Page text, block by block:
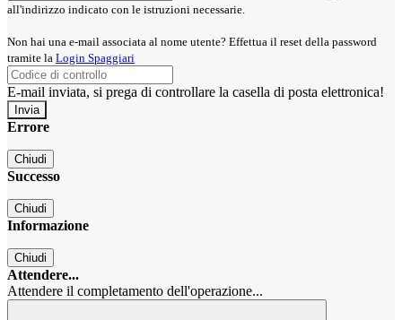
all'indirizzo indicato con le istruzioni necessarie.
Non hai una e-mail associata al nome utente? Effettua il reset della password
tramite la Login Spaggiari
E-mail inviata, si prega di controllare la casella di posta elettronica!
Errore
Chiudi
Successo
Chiudi
Informazione
Chiudi
Attendere...
Attendere il completamento dell'operazione...